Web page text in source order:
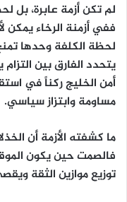
لم تكن أزمة عابرة،
ففي أزمنة الرخاء
لحظة الكلفة وحدها
يتحدد الفارق بين
أمن الخليج ركناً في
مساومة وابتزاز سياسي.
ما كشفته الأزمة أن
فالصمت حين يكون
توزيع موازين الثقة